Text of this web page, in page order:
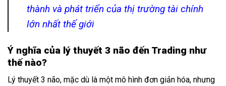
thành và phát triển của thị trường tài chính
lớn nhất thế giới
Ý nghĩa của lý thuyết 3 não đến Trading như
thế nào?
Lý thuyết 3 não, mặc dù là một mô hình đơn giản hóa, nhưng